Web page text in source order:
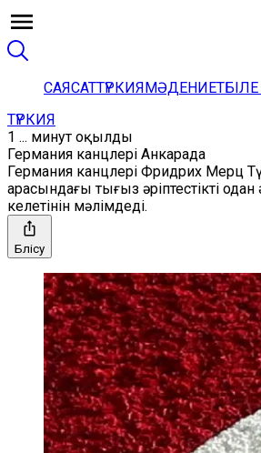
САЯСАТТҮРКИЯМӘДЕНИЕТБІЛЕ
ТҮРКИЯ
1 ... минут оқылды
Германия канцлері Анкарада
Германия канцлері Фридрих Мерц
арасындағы тығыз әріптестікті одан
келетінін мәлімдеді.
Бөлісу